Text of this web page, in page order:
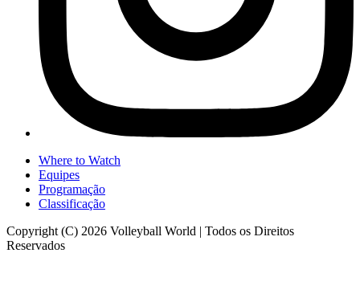
Where to Watch
Equipes
Programação
Classificação
Copyright (C) 2026 Volleyball World | Todos os Direitos
Reservados